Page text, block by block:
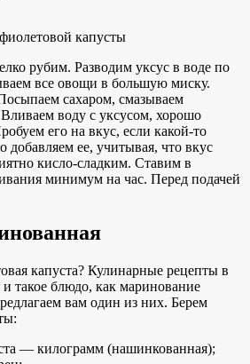
капусты
рубим. Разводим уксус в воде по
все овощи в большую миску.
сахаром, смазываем
воду с уксусом, хорошо
его на вкус, если какой-то
добавляем ее, учитывая, что вкус
кисло-сладким. Ставим в
минимум на час. Перед подачей
капуста? Кулинарные рецепты в
такое блюдо, как маринование
вам один из них. Берем
— килограмм (нашинкованная);